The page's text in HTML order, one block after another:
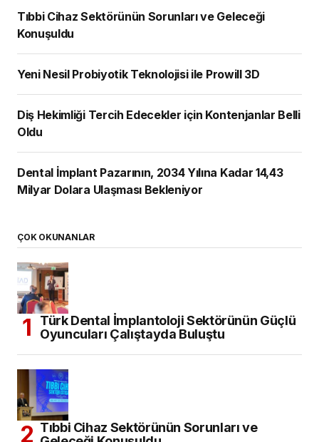
Tıbbi Cihaz Sektörünün Sorunları ve Geleceği
Konuşuldu
Yeni Nesil Probiyotik Teknolojisi ile Prowill 3D
Diş Hekimliği Tercih Edecekler için Kontenjanlar Belli
Oldu
Dental İmplant Pazarının, 2034 Yılına Kadar 14,43
Milyar Dolara Ulaşması Bekleniyor
ÇOK OKUNANLAR
Türk Dental İmplantoloji Sektörünün Güçlü
Oyuncuları Çalıştayda Buluştu
Tıbbi Cihaz Sektörünün Sorunları ve